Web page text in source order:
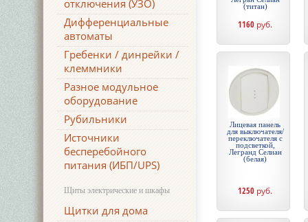
отключения (УЗО)
Дифференциальные
автоматы
Гребенки / динрейки /
клеммники
Разное модульное
оборудование
Рубильники
Источники
бесперебойного
питания (ИБП/UPS)
Щиты электрические и шкафы
Щитки для дома
(титан)
1160 руб.
Лицевая панель
для выключателя/
переключателя с
подсветкой,
Легранд Селиан
(белая)
1250 руб.